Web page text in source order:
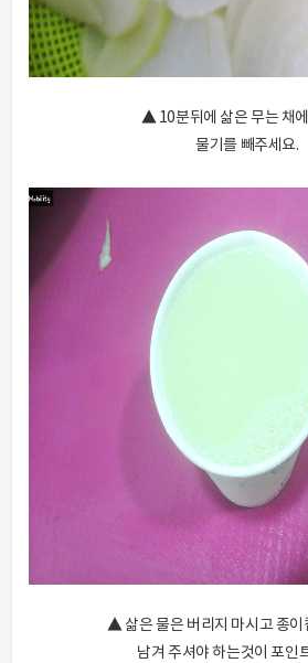
▲ 10분뒤에 삶은 무는 채
물기를 빼주세요.
▲ 삶은 물은 버리지 마시고 종이
남겨 주셔야 하는것이 포인